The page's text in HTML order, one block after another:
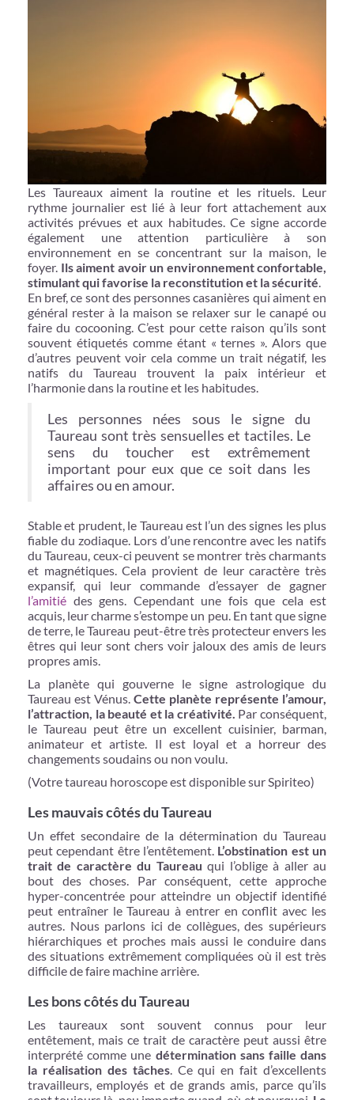
Les Taureaux aiment la routine et les rituels. Leur
rythme journalier est lié à leur fort attachement aux
activités prévues et aux habitudes. Ce signe accorde
également une attention particulière à son
environnement en se concentrant sur la maison, le
foyer. Ils aiment avoir un environnement confortable,
stimulant qui favorise la reconstitution et la sécurité.
En bref, ce sont des personnes casanières qui aiment en
général rester à la maison se relaxer sur le canapé ou
faire du cocooning. C’est pour cette raison qu’ils sont
souvent étiquetés comme étant « ternes ». Alors que
d’autres peuvent voir cela comme un trait négatif, les
natifs du Taureau trouvent la paix intérieur et
l’harmonie dans la routine et les habitudes.
Les personnes nées sous le signe du
Taureau sont très sensuelles et tactiles. Le
sens du toucher est extrêmement
important pour eux que ce soit dans les
affaires ou en amour.
Stable et prudent, le Taureau est l’un des signes les plus
fiable du zodiaque. Lors d’une rencontre avec les natifs
du Taureau, ceux-ci peuvent se montrer très charmants
et magnétiques. Cela provient de leur caractère très
expansif, qui leur commande d’essayer de gagner
l’amitié des gens. Cependant une fois que cela est
acquis, leur charme s’estompe un peu. En tant que signe
de terre, le Taureau peut-être très protecteur envers les
êtres qui leur sont chers voir jaloux des amis de leurs
propres amis.
La planète qui gouverne le signe astrologique du
Taureau est Vénus. Cette planète représente l’amour,
l’attraction, la beauté et la créativité. Par conséquent,
le Taureau peut être un excellent cuisinier, barman,
animateur et artiste. Il est loyal et a horreur des
changements soudains ou non voulu.
(Votre taureau horoscope est disponible sur Spiriteo)
Les mauvais côtés du Taureau
Un effet secondaire de la détermination du Taureau
peut cependant être l’entêtement. L’obstination est un
trait de caractère du Taureau qui l’oblige à aller au
bout des choses. Par conséquent, cette approche
hyper-concentrée pour atteindre un objectif identifié
peut entraîner le Taureau à entrer en conflit avec les
autres. Nous parlons ici de collègues, des supérieurs
hiérarchiques et proches mais aussi le conduire dans
des situations extrêmement compliquées où il est très
difficile de faire machine arrière.
Les bons côtés du Taureau
Les taureaux sont souvent connus pour leur
entêtement, mais ce trait de caractère peut aussi être
interprété comme une détermination sans faille dans
la réalisation des tâches. Ce qui en fait d’excellents
travailleurs, employés et de grands amis, parce qu’ils